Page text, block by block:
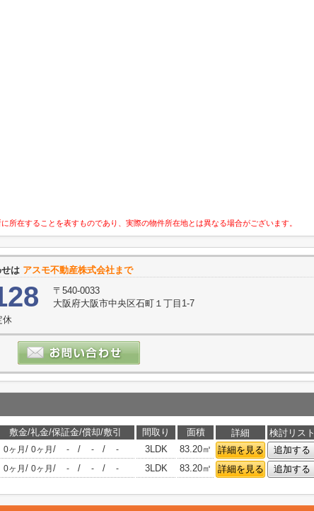
所在することを表すものであり、実際の物件所在地とは異なる場合がございます。
は アスモ不動産株式会社まで
〒540-0033
大阪府大阪市中央区石町１丁目1-7
休
敷金/礼金/保証金/償却/敷引 間取り 面積 詳細
検討リスト
0ヶ月 / 0ヶ月 / - / - / - 3LDK 83.20㎡ 詳細を見る
追加する
0ヶ月 / 0ヶ月 / - / - / - 3LDK 83.20㎡ 詳細を見る 追加する